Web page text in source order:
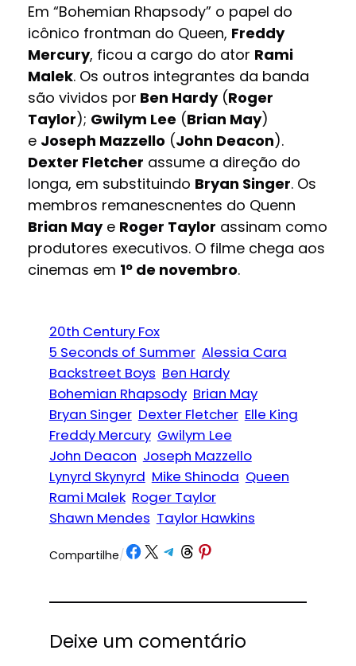
Em “Bohemian Rhapsody” o papel do
icônico frontman do Queen, Freddy
Mercury, ficou a cargo do ator Rami
Malek. Os outros integrantes da banda
são vividos por Ben Hardy(Roger
Taylor); Gwilym Lee (Brian May)
e Joseph Mazzello (John Deacon).
Dexter Fletcher assume a direção do
longa, em substituindo Bryan Singer. Os
membros remanescnentes do Quenn
Brian Maye Roger Taylor assinam como
produtores executivos. O filme chega aos
cinemas em 1º de novembro.
20th Century Fox
5 Seconds of Summer Alessia Cara
Backstreet Boys Ben Hardy
Bohemian Rhapsody Brian May
Bryan Singer Dexter Fletcher Elle King
Freddy Mercury Gwilym Lee
John Deacon Joseph Mazzello
Lynyrd Skynyrd Mike Shinoda Queen
Rami Malek Roger Taylor
Shawn Mendes Taylor Hawkins
Compartilhe/Share on Facebook
Share on X Share on Telegram
Share on Threads
Share on Pinterest
Deixe um comentário